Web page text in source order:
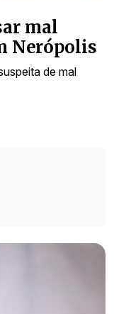
mal
Nerópolis
de mal